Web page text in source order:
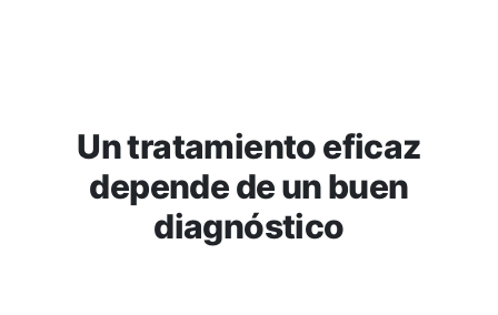
Un tratamiento eficaz
depende de un buen
diagnóstico